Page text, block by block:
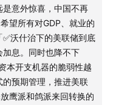
意外惊喜，中国不再
望所有对GDP、就业的
沃什治下的美联储到底
息。同时也降不下
本开支机器的脆弱性越
预期管理，推进美联
鹰派和鸽派来回转换的